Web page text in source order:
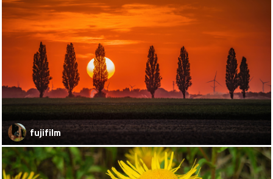
fujifilm